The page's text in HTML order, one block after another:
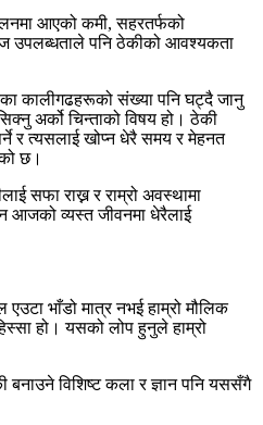
आएको कमी, सहरतर्फको
उपलब्धताले पनि ठेकीको आवश्यकता
कालीगढहरूको संख्या पनि घट्दै जानु
अर्को चिन्ताको विषय हो। ठेकी
र त्यसलाई खोप्न धेरै समय र मेहनत
छ।
सफा राख्न र राम्रो अवस्थामा
आजको व्यस्त जीवनमा धेरैलाई
भाँडो मात्र नभई हाम्रो मौलिक
हो। यसको लोप हुनुले हाम्रो
बनाउने विशिष्ट कला र ज्ञान पनि यससँगै